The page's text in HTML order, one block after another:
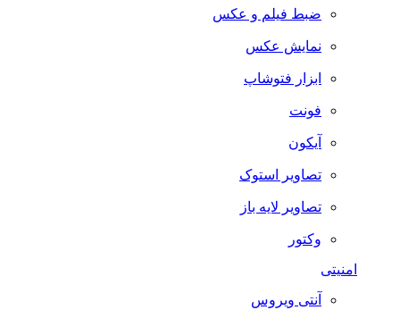
ضبط فيلم و عكس
نمایش عکس
ابزار فتوشاپ
فونت
آیکون
تصاویر استوک
تصاویر لایه باز
وکتور
امنیتی
آنتی ویروس